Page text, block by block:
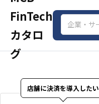
FinTech
カタロ
グ
店舗に決済を導入したい